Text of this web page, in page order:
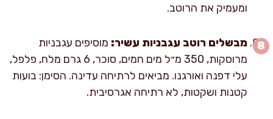
ומעמיק את הרוטב.
מבשלים רוטב עגבניות עשיר: מוסיפים עגבניות
מרוסקות, 350 מ״ל מים חמים, סוכר, 6 גרם מלח, פלפל,
עלי דפנה ואורגנו. מביאים לרתיחה עדינה. הסימן: בועות
קטנות ושקטות, לא רתיחה אגרסיבית.